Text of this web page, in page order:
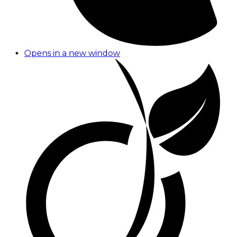
Opens in a new window